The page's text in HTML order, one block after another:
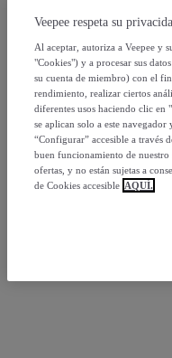
Veepee respeta su
Al aceptar, autoriza a Veepee y
"Cookies") y a procesar sus
su cuenta de miembro) con el
rendimiento, realizar ciertos
diferentes usos haciendo clic en
se aplican solo a este
“Configurar” accesible a través
buen funcionamiento de
ofertas, y no están sujetas a
de Cookies accesible AQUÍ.